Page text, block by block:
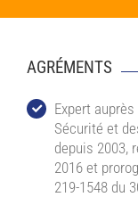
AGRÉMENTS
Expert
Sécurité et
depuis 2003,
2016 et
219-1548 du